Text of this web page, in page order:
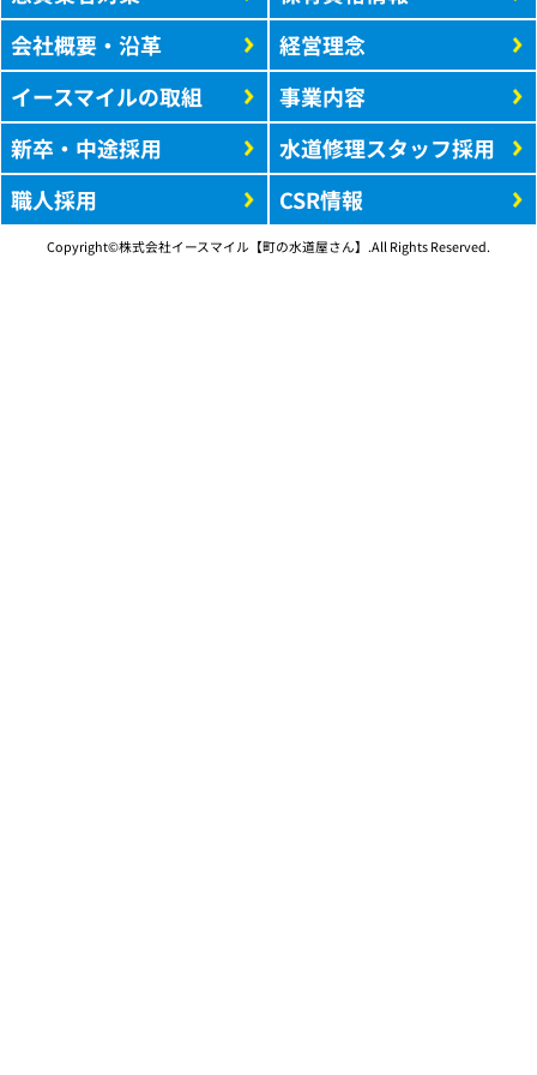
会社概要・沿革
イースマイルの取組
新卒・中途採用
職人採用
経営理念
事業内容
水道修理スタッフ採用
CSR情報
Copyright©株式会社イースマイル【町の水道屋さん】.All Rights Reserved.